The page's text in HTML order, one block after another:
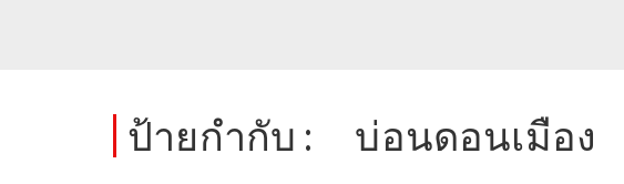
ป้ายกำกับ : บ่อนดอนเมือง